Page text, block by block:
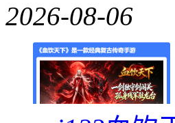
2026-08-06